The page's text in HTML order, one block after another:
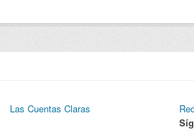
Las Cuentas Claras